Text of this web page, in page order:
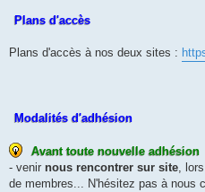
Plans d'accès
Plans d'accès à nos deux sites :
Modalités d'adhésion
Avant toute nouvelle adhésion
- venir nous rencontrer sur site,
de membres... N'hésitez pas à nous